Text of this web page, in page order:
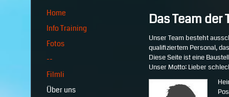
Home
Info Training
Fotos
--
Filmli
Über uns
Das Team
Unser Team besteht
qualifiziertem Personal,
Diese Seite ist eine
Unser Motto: Lieber